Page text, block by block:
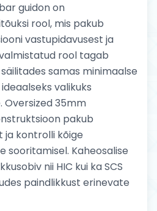
guidon on
rool, mis pakub
vastupidavusest ja
rool tagab
samas minimaalse
valikuks
Oversized 35mm
pakub
ja kontrolli kõige
sooritamisel. Kaheosalise
nii HIC kui ka SCS
paindlikkust erinevate